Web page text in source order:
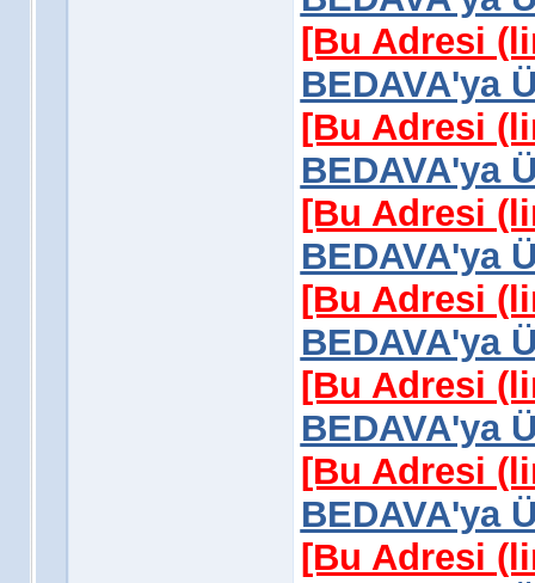
[Bu Adresi
BEDAVA'ya
[Bu Adresi
BEDAVA'ya
[Bu Adresi
BEDAVA'ya
[Bu Adresi
BEDAVA'ya
[Bu Adresi
BEDAVA'ya
[Bu Adresi
BEDAVA'ya
[Bu Adresi